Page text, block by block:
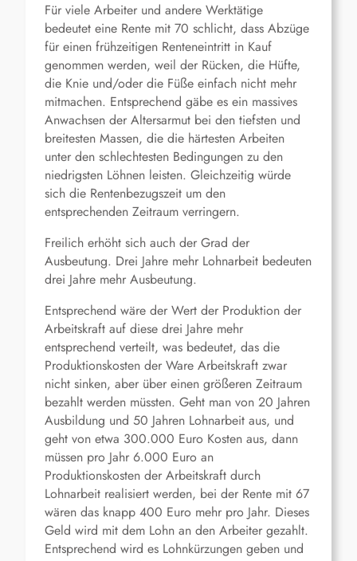
Für viele Arbeiter und andere Werktätige
bedeutet eine Rente mit 70 schlicht, dass Abzüge
für einen frühzeitigen Renteneintritt in Kauf
genommen werden, weil der Rücken, die Hüfte,
die Knie und/oder die Füße einfach nicht mehr
mitmachen. Entsprechend gäbe es ein massives
Anwachsen der Altersarmut bei den tiefsten und
breitesten Massen, die die härtesten Arbeiten
unter den schlechtesten Bedingungen zu den
niedrigsten Löhnen leisten. Gleichzeitig würde
sich die Rentenbezugszeit um den
entsprechenden Zeitraum verringern.
Freilich erhöht sich auch der Grad der
Ausbeutung. Drei Jahre mehr Lohnarbeit bedeuten
drei Jahre mehr Ausbeutung.
Entsprechend wäre der Wert der Produktion der
Arbeitskraft auf diese drei Jahre mehr
entsprechend verteilt, was bedeutet, das die
Produktionskosten der Ware Arbeitskraft zwar
nicht sinken, aber über einen größeren Zeitraum
bezahlt werden müssten. Geht man von 20 Jahren
Ausbildung und 50 Jahren Lohnarbeit aus, und
geht von etwa 300.000 Euro Kosten aus, dann
müssen pro Jahr 6.000 Euro an
Produktionskosten der Arbeitskraft durch
Lohnarbeit realisiert werden, bei der Rente mit 67
wären das knapp 400 Euro mehr pro Jahr. Dieses
Geld wird mit dem Lohn an den Arbeiter gezahlt.
Entsprechend wird es Lohnkürzungen geben und